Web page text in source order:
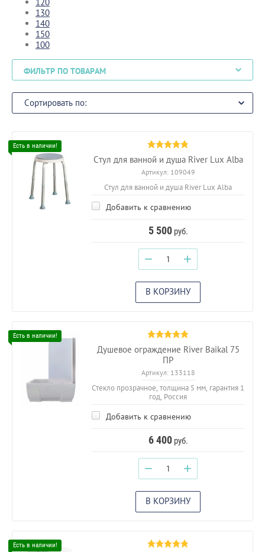
130
140
150
100
ФИЛЬТР ПО ТОВАРАМ
Сортировать по:
Стул для ванной и душа River Lux Alba
Артикул:109049
Стул для ванной и душа River Lux Alba
Добавить к сравнению
5 500руб.
− +
В КОРЗИНУ
Душевое ограждение River Baikal 75
ПР
Артикул:133118
Стекло прозрачное, толщина 5 мм, гарантия 1
год, Россия
Добавить к сравнению
6 400руб.
− +
В КОРЗИНУ